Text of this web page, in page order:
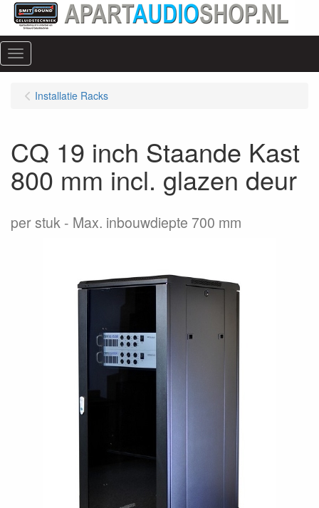
Menu
Installatie Racks
CQ 19 inch Staande Kast
800 mm incl. glazen deur
per stuk Max. inbouwdiepte 700 mm